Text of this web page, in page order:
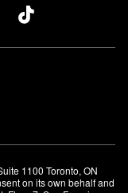
1100 Toronto, ON
on its own behalf and